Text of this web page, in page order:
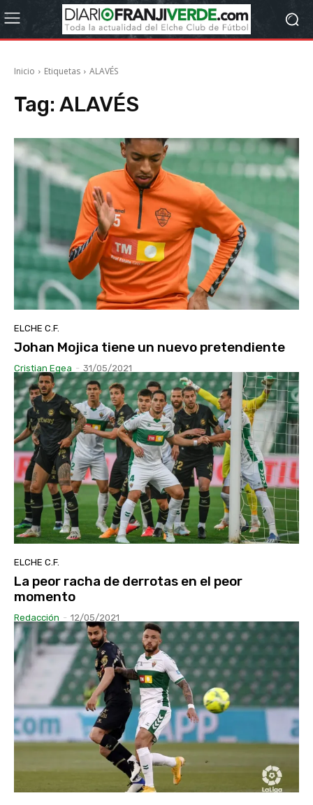
Inicio Etiquetas ALAVÉS
Tag: ALAVÉS
ELCHE C.F.
Johan Mojica tiene un nuevo pretendiente
Cristian Egea - 31/05/2021
ELCHE C.F.
La peor racha de derrotas en el peor
momento
Redacción - 12/05/2021